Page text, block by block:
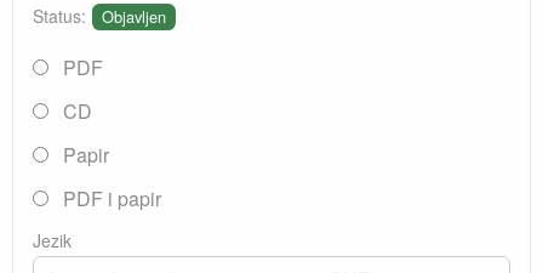
Status: Objavljen
PDF
CD
Papir
PDF i papir
Jezik